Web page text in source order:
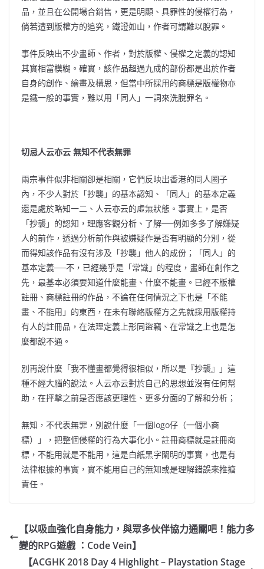
品，並且在公開場合銷售，更是明顯、具罪性的侵權行為，
倘若遭到版權方的追究，鐵證如山，作者可謂難以脫罪。
事件反映出不少畫師、作者，對於版權、侵權之定義的認知
其實相當模糊。確實，該作品超過九成的部份都是出於作者
自身的創作、繪畫及構思，但當中所採用的商標是版權物亦
是鐵一般的事實，難以用「同人」一詞來洗脫罪名。
切忌人云亦云 無知不代表無罪
兩宗事件似非相關卻是相關，它們反映出香港的同人圈子
內，不少人對於「抄襲」的基本認知、「同人」的基本定義
還是處於略知一二、人云亦云的虛無狀態。事實上，是否
「抄襲」的認知，理應客觀分析、了解──例如多多了解嫌疑
人的前作，透過分析前作與被嫌疑作是否有明顯的分別，從
而得知該作品有沒有涉及「抄襲」他人的成份；「同人」的
基本定義──不，已經幾乎是「常識」的程度，畫師在創作之
先，最基本必須要知道什麼能畫、什麼不能畫。已經不版權
註冊、商標註冊的作品，不論在任何情況之下也是「不能
畫、不能用」的東西，在未有聯絡版權方之先就採用版權持
有人的註冊品，在法理定義上形同盜竊、在常識之上也是怎
麼都說不通。
別再說什麼「我不懂畫都覺得很相似，所以是『抄襲』」這
種不經大腦的說法。人云亦云對於自己的思想並沒有任何幫
助，在抨擊之前是否應該更理性、更多分面的了解和分析；
無知，不代表無罪，別說什麼「一個logo仔（一個小商
標）」，把整個侵權的行為大事化小。註冊商標就是註冊商
標，不能用就是不能用，這是白紙黑字闡明的事實，也是有
法律根據的事實，實不能用自己的無知或是理解錯誤來推搪
責任。
【以吸血強化自身能力，與眾多伙伴協力通關吧！能力多
變的RPG遊戲 ：Code Vein】
【ACGHK 2018 Day 4 Highlight – Playstation Stage